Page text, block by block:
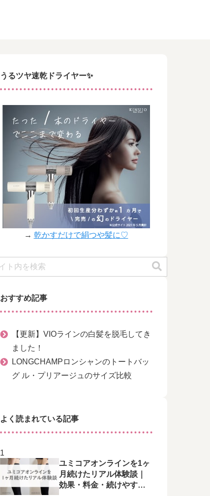
うるツヤ速乾ドライヤー✨
→ 乾かすだけで絹つや髪に♡
おすすめ記事
【更新】VIOラインの白髪を脱毛してき
ました！
LONGCHAMPロンシャンのトートバッ
グ ル・プリアージュのサイズ比較
よく読まれている記事
ユミコアオンラインを1ヶ
月続けたリアル体験談｜
効果・料金・続けやすさ